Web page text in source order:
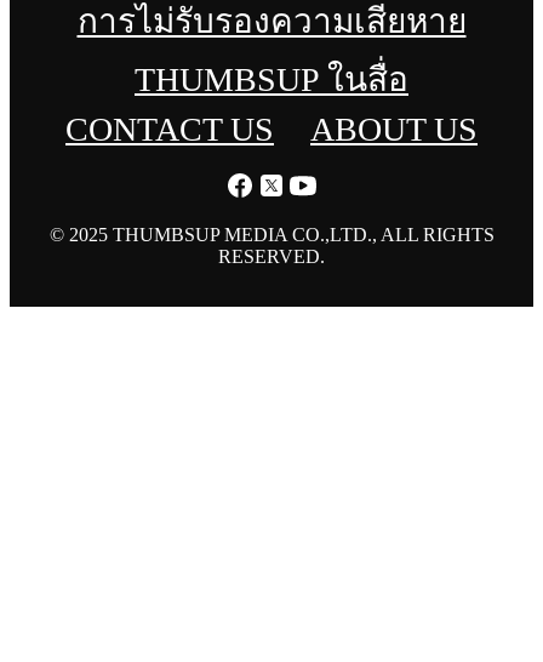
การไม่รับรองความเสียหาย
THUMBSUP ในสื่อ
CONTACT US
ABOUT US
© 2025 THUMBSUP MEDIA CO.,LTD., ALL RIGHTS
RESERVED.